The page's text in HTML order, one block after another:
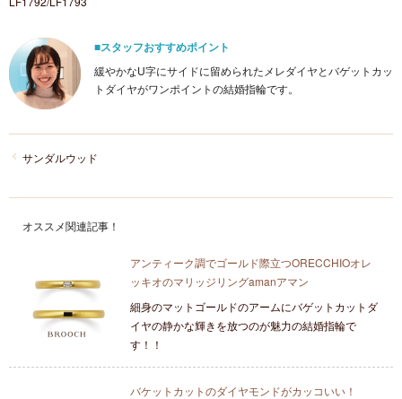
■スタッフおすすめポイント
緩やかなU字にサイドに留められたメレダイヤとバゲットカッ
トダイヤがワンポイントの結婚指輪です。
サンダルウッド
オススメ関連記事！
アンティーク調でゴールド際立つORECCHIOオレ
ッキオのマリッジリングamanアマン
細身のマットゴールドのアームにバゲットカットダ
イヤの静かな輝きを放つのが魅力の結婚指輪で
す！！
バケットカットのダイヤモンドがカッコいい！